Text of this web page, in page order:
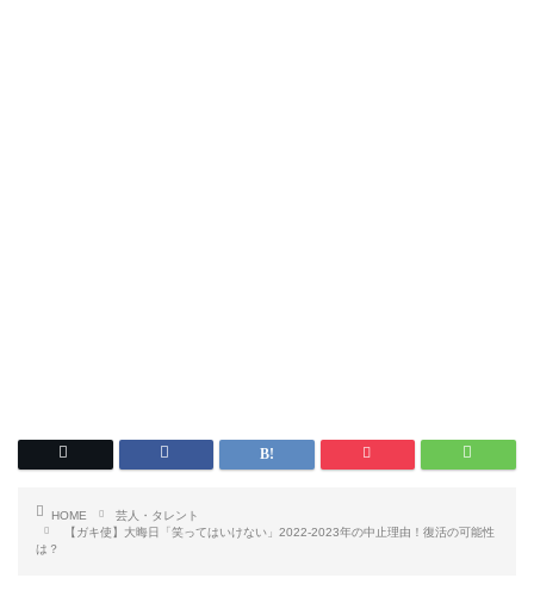
HOME
芸人・タレント
【ガキ使】大晦日「笑ってはいけない」2022-2023年の中止理由！復活の可能性
は？